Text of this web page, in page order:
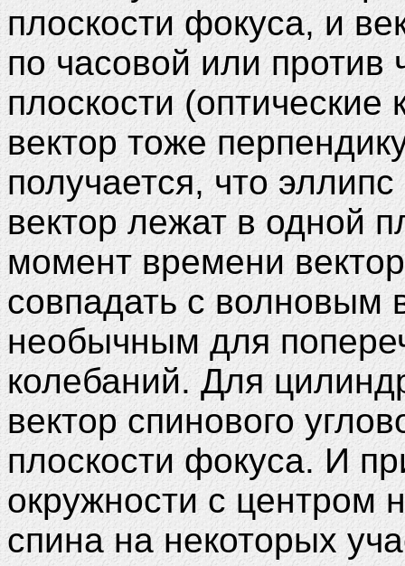
плоскости фокуса, и
по часовой или против
плоскости (оптические
вектор тоже
получается, что
вектор лежат в одной
момент времени
совпадать с волновым
необычным для
колебаний. Для
вектор спинового
плоскости фокуса. И
окружности с центром
спина на некоторых